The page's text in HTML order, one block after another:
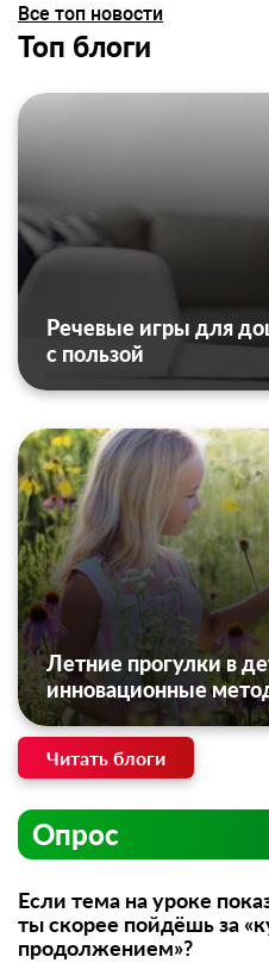
Все топ новости
Топ блоги
Речевые игры для
с пользой
Летние прогулки в
инновационные
Читать блоги
Опрос
Если тема на уроке
ты скорее пойдёшь за
продолжением»?